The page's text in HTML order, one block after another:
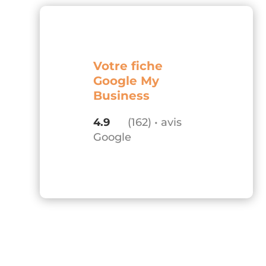
Votre fiche
Google My
Business
4.9
(162) • avis
Google